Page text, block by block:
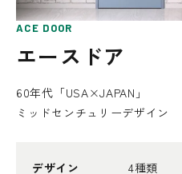
ACE DOOR
エースドア
60年代「USA×JAPAN」
ミッドセンチュリーデザイン
デザイン 4種類